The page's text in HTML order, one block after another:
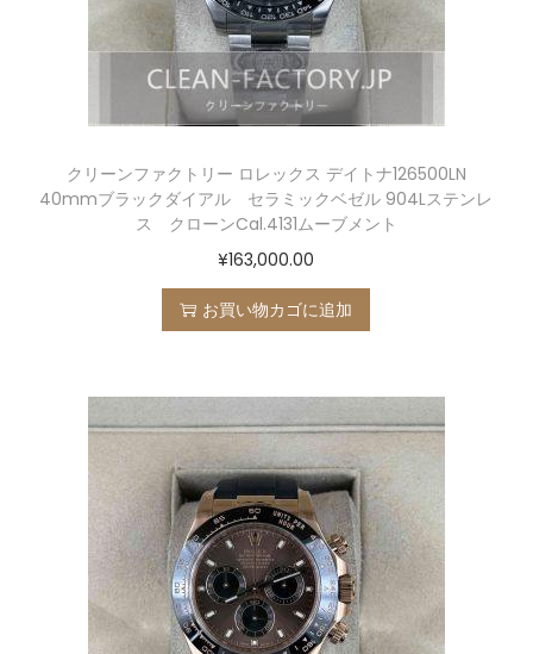
クリーンファクトリー ロレックス デイトナ126500LN
40mmブラックダイアル セラミックベゼル 904Lステンレ
ス クローンCal.4131ムーブメント
¥163,000.00
お買い物カゴに追加